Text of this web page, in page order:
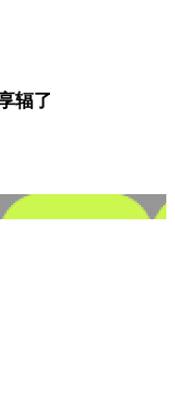
辐了